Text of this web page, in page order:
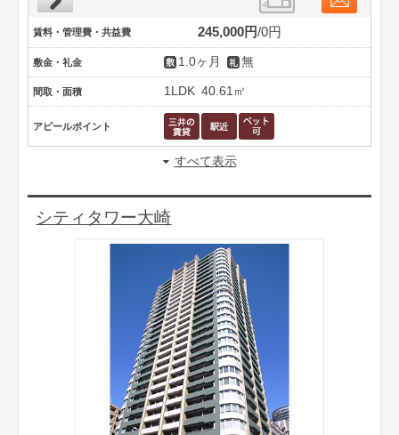
賃料・管理費・共益費 245,000円 0円
敷金・礼金 1.0ヶ月 無
間取・面積 1LDK 40.61㎡
アピールポイント
すべて表示
シティタワー大崎